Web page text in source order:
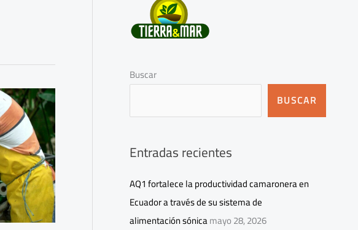
Buscar
BUSCAR
Entradas recientes
AQ1 fortalece la productividad camaronera en
Ecuador a través de su sistema de
alimentación sónicamayo 28, 2026